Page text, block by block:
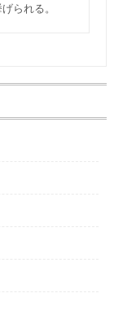
られる。